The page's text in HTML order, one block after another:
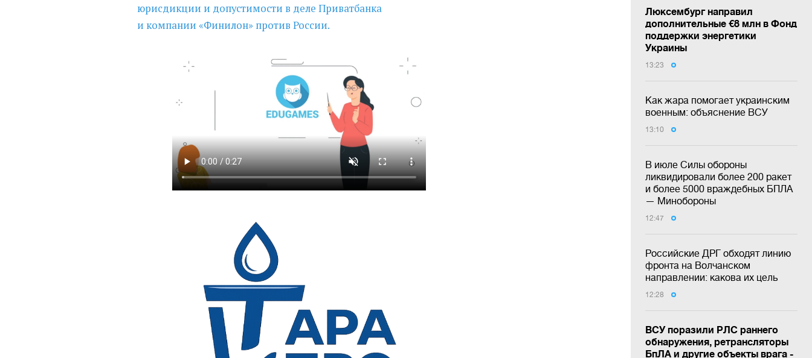
Люксембург направил
дополнительные €8 млн в Фонд
поддержки энергетики
Украины
13:23
Как жара помогает украинским
военным: объяснение ВСУ
13:10
В июле Силы обороны
ликвидировали более 200 ракет
и более 5000 враждебных БПЛА
— Минобороны
12:47
Российские ДРГ обходят линию
фронта на Волчанском
направлении: какова их цель
12:28
ВСУ поразили РЛС раннего
обнаружения, ретрансляторы
БпЛА и другие объекты врага -
юрисдикции и допустимости в деле Приватбанка
и компании «Финилон» против России.